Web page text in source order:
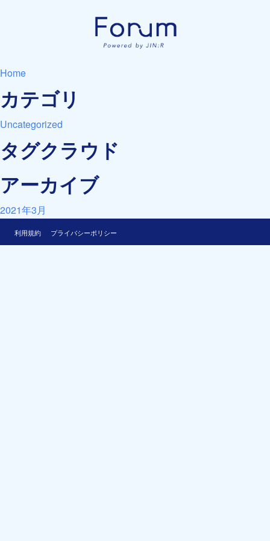
Home
カテゴリ
Uncategorized
タグクラウド
アーカイブ
2021年3月
利用規約 プライバシーポリシー